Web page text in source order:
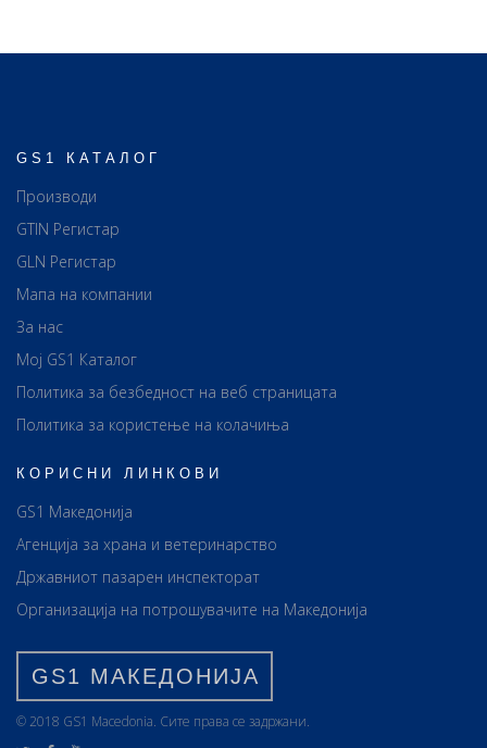
GS1 КАТАЛОГ
Производи
GTIN Регистар
GLN Регистар
Мапа на компании
За нас
Мој GS1 Каталог
Политика за безбедност на веб страницата
Политика за користење на колачиња
КОРИСНИ ЛИНКОВИ
GS1 Македонија
Агенција за храна и ветеринарство
Државниот пазарен инспекторат
Организација на потрошувачите на Македонија
GS1 МАКЕДОНИЈА
© 2018 GS1 Маcedonia. Сите права се задржани.